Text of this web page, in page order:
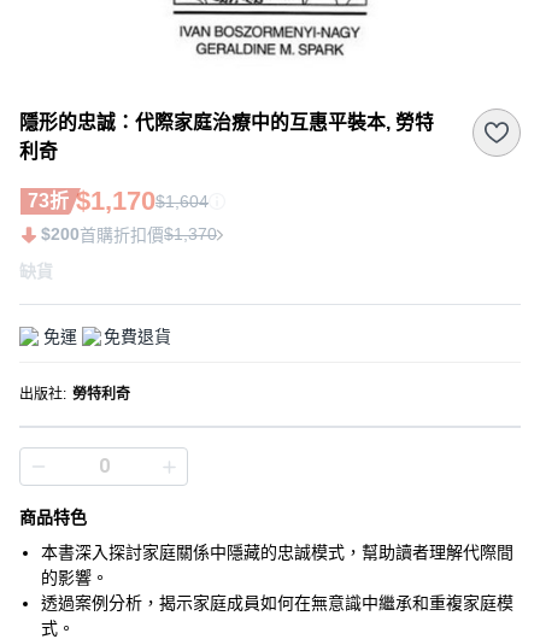
隱形的忠誠：代際家庭治療中的互惠平裝本, 勞特
利奇
73折 $1,170$1,604
$200首購折扣價$1,370
缺貨
免運 免費退貨
出版社: 勞特利奇
商品特色
本書深入探討家庭關係中隱藏的忠誠模式，幫助讀者理解代際間
的影響。
透過案例分析，揭示家庭成員如何在無意識中繼承和重複家庭模
式。